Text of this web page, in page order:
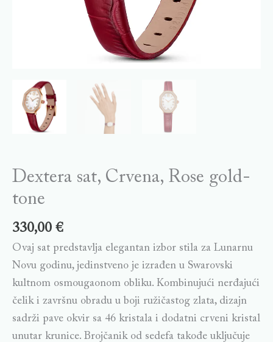
Dextera sat, Crvena, Rose gold-
tone
330,00 €
Ovaj sat predstavlja elegantan izbor stila za Lunarnu
Novu godinu, jedinstveno je izrađen u Swarovski
kultnom osmougaonom obliku. Kombinujući nerđajući
čelik i završnu obradu u boji ružičastog zlata, dizajn
sadrži pave okvir sa 46 kristala i dodatni crveni kristal
unutar krunice. Brojčanik od sedefa takođe uključuje